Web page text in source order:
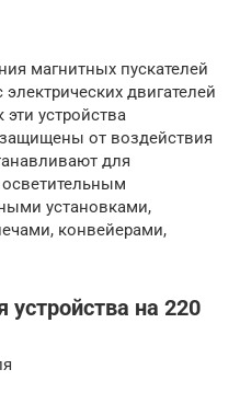
магнитных пускателей
двигателей
эти устройства
от воздействия
для
установками,
конвейерами,
устройства на 220